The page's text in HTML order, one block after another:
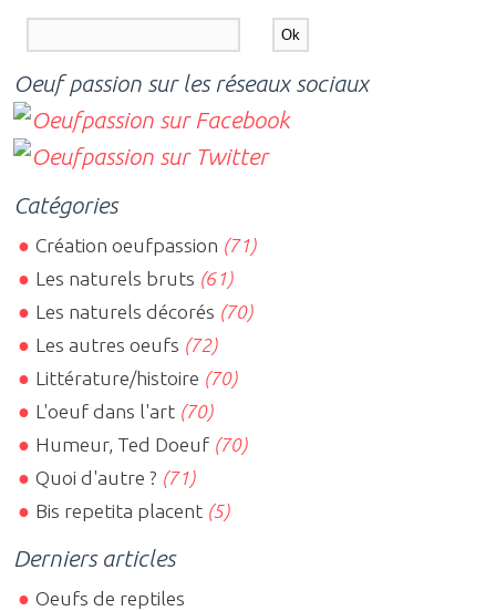
Oeuf passion sur les réseaux sociaux
Catégories
Création oeufpassion (71)
Les naturels bruts (61)
Les naturels décorés (70)
Les autres oeufs (72)
Littérature/histoire (70)
L'oeuf dans l'art (70)
Humeur, Ted Doeuf (70)
Quoi d'autre ? (71)
Bis repetita placent (5)
Derniers articles
Oeufs de reptiles